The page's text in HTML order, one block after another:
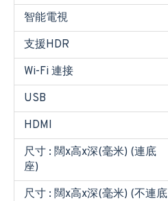
智能電視
支援HDR
Wi-Fi 連接
USB
HDMI
尺寸 : 闊x高x深(毫米) (連底
座)
尺寸 : 闊x高x深(毫米) (不連底